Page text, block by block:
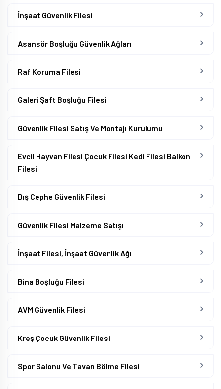
İnşaat Güvenlik Filesi
Asansör Boşluğu Güvenlik Ağları
Raf Koruma Filesi
Galeri Şaft Boşluğu Filesi
Güvenlik Filesi Satış Ve Montajı Kurulumu
Evcil Hayvan Filesi Çocuk Filesi Kedi Filesi Balkon
Filesi
Dış Cephe Güvenlik Filesi
Güvenlik Filesi Malzeme Satışı
İnşaat Filesi, İnşaat Güvenlik Ağı
Bina Boşluğu Filesi
AVM Güvenlik Filesi
Kreş Çocuk Güvenlik Filesi
Spor Salonu Ve Tavan Bölme Filesi